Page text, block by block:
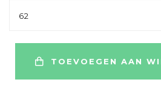
62
TOEVOEGEN AAN